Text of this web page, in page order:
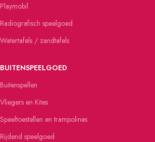
Playmobil
Radiografisch speelgoed
Watertafels / zandtafels
BUITENSPEELGOED
Buitenspellen
Vliegers en Kites
Speeltoestellen en trampolines
Rijdend speelgoed